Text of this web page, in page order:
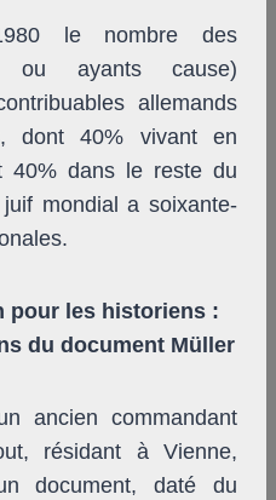
le nombre des
ou ayants cause)
allemands
dont 40% vivant en
40% dans le reste du
mondial a soixante-
pour les historiens :
du document Müller
ancien commandant
résidant à Vienne,
document, daté du